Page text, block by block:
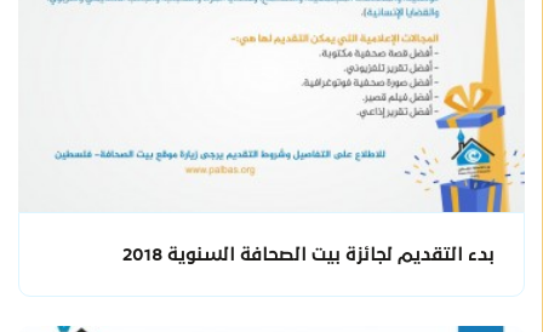
بدء التقديم لجائزة بيت الصحافة السنوية 2018